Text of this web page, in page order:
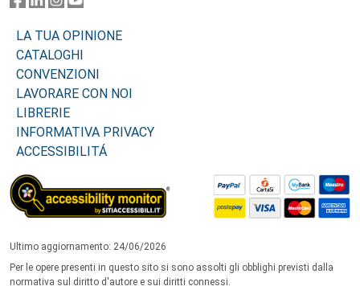
LA TUA OPINIONE
CATALOGHI
CONVENZIONI
LAVORARE CON NOI
LIBRERIE
INFORMATIVA PRIVACY
ACCESSIBILITÁ
Ultimo aggiornamento: 24/06/2026
Per le opere presenti in questo sito si sono assolti gli obblighi previsti dalla
normativa sul diritto d'autore e sui diritti connessi.